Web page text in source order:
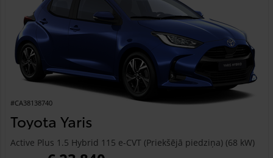
#CA38138740
Toyota Yaris
Active Plus 1.5 Hybrid 115 e-CVT (Priekšējā piedziņa) (68 kW)